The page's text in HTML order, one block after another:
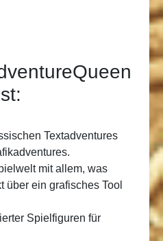
Textadventures
mit allem, was
über ein grafisches Tool
Spielfiguren für